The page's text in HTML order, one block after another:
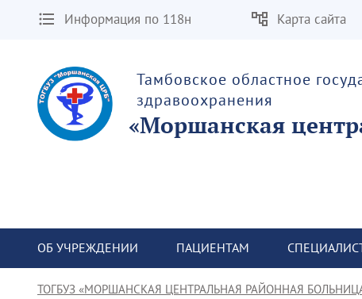
Информация по 118н Карта сайта
Тамбовское областное
здравоохранения
«Моршанская
ОБ УЧРЕЖДЕНИИ ПАЦИЕНТАМ
ТОГБУЗ «МОРШАНСКАЯ ЦЕНТРАЛЬНАЯ РАЙОННАЯ